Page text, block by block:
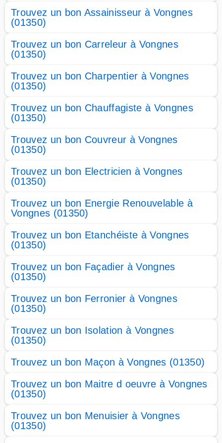
Trouvez un bon Assainisseur à Vongnes
(01350)
Trouvez un bon Carreleur à Vongnes
(01350)
Trouvez un bon Charpentier à Vongnes
(01350)
Trouvez un bon Chauffagiste à Vongnes
(01350)
Trouvez un bon Couvreur à Vongnes
(01350)
Trouvez un bon Electricien à Vongnes
(01350)
Trouvez un bon Energie Renouvelable à
Vongnes (01350)
Trouvez un bon Etanchéiste à Vongnes
(01350)
Trouvez un bon Façadier à Vongnes
(01350)
Trouvez un bon Ferronier à Vongnes
(01350)
Trouvez un bon Isolation à Vongnes
(01350)
Trouvez un bon Maçon à Vongnes (01350)
Trouvez un bon Maitre d oeuvre à Vongnes
(01350)
Trouvez un bon Menuisier à Vongnes
(01350)